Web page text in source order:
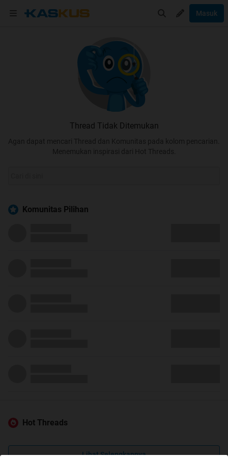
Masuk
Thread Tidak Ditemukan
Agan dapat mencari Thread dan Komunitas pada kolom pencarian.
Menemukan inspirasi dari Hot Threads.
Komunitas Pilihan
Hot Threads
Lihat Selengkapnya